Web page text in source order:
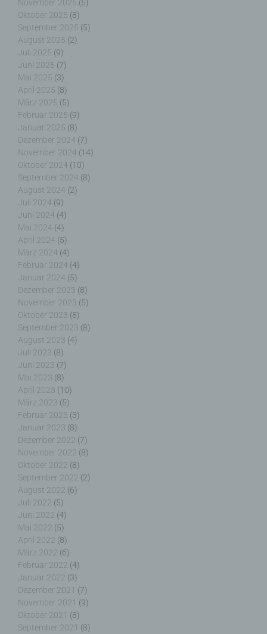
November 2025 (5)
Oktober 2025 (8)
September 2025 (5)
August 2025 (2)
Juli 2025 (9)
Juni 2025 (7)
Mai 2025 (3)
April 2025 (8)
März 2025 (5)
Februar 2025 (9)
Januar 2025 (8)
Dezember 2024 (7)
November 2024 (14)
Oktober 2024 (10)
September 2024 (8)
August 2024 (2)
Juli 2024 (9)
Juni 2024 (4)
Mai 2024 (4)
April 2024 (5)
März 2024 (4)
Februar 2024 (4)
Januar 2024 (5)
Dezember 2023 (8)
November 2023 (5)
Oktober 2023 (8)
September 2023 (8)
August 2023 (4)
Juli 2023 (8)
Juni 2023 (7)
Mai 2023 (8)
April 2023 (10)
März 2023 (5)
Februar 2023 (3)
Januar 2023 (8)
Dezember 2022 (7)
November 2022 (8)
Oktober 2022 (8)
September 2022 (2)
August 2022 (6)
Juli 2022 (5)
Juni 2022 (4)
Mai 2022 (5)
April 2022 (8)
März 2022 (6)
Februar 2022 (4)
Januar 2022 (3)
Dezember 2021 (7)
November 2021 (9)
Oktober 2021 (8)
September 2021 (8)
Cookies durch unsere Internetseite jederzeit
mittels einer entsprechenden Einstellung des
genutzten Internetbrowsers verhindern und damit
der Setzung von Cookies dauerhaft
widersprechen. Ferner können bereits gesetzte
Cookies jederzeit über einen Internetbrowser oder
andere Softwareprogramme gelöscht werden. Dies
ist in allen gängigen Internetbrowsern möglich.
Deaktiviert die betroffene Person die Setzung von
Cookies in dem genutzten Internetbrowser, sind
unter Umständen nicht alle Funktionen unserer
Internetseite vollumfänglich nutzbar.
Erfassung von allgemeinen Daten und
Informationen
Die Internetseite erfasst mit jedem Aufruf der
Internetseite durch eine betroffene Person oder ein
automatisiertes System eine Reihe von
allgemeinen Daten und Informationen. Diese
allgemeinen Daten und Informationen werden in
den Logfiles des Servers gespeichert. Erfasst
werden können die (1) verwendeten Browsertypen
und Versionen, (2) das vom zugreifenden System
verwendete Betriebssystem, (3) die Internetseite,
von welcher ein zugreifendes System auf unsere
Internetseite gelangt (sogenannte Referrer), (4) die
Unterwebseiten, welche über ein zugreifendes
System auf unserer Internetseite angesteuert
werden, (5) das Datum und die Uhrzeit eines
Zugriffs auf die Internetseite, (6) eine Internet-
Protokoll-Adresse (IP-Adresse), (7) der Internet-
Service-Provider des zugreifenden Systems und
(8) sonstige ähnliche Daten und Informationen, die
der Gefahrenabwehr im Falle von Angriffen auf
unsere informationstechnologischen Systeme
dienen.
Bei der Nutzung dieser allgemeinen Daten und
Informationen ziehen wird keine Rückschlüsse auf
die betroffene Person. Diese Informationen werden
vielmehr benötigt, um (1) die Inhalte unserer
Internetseite korrekt auszuliefern, (2) die Inhalte
unserer Internetseite sowie die Werbung für diese
zu optimieren, (3) die dauerhafte
Funktionsfähigkeit unserer
informationstechnologischen Systeme und der
Technik unserer Internetseite zu gewährleisten
sowie (4) um Strafverfolgungsbehörden im Falle
eines Cyberangriffes die zur Strafverfolgung
notwendigen Informationen bereitzustellen. Diese
anonym erhobenen Daten und Informationen